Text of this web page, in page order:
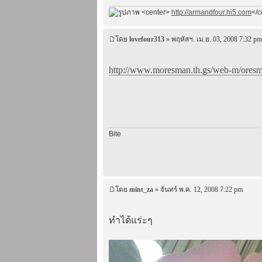
<center> http://armandfour.hi5.com</
โดย lovefour313 » พฤหัสฯ. เม.ย. 03, 2008 7:32 pm
http://www.moresman.th.gs/web-m/
Bite
โดย mint_za » จันทร์ พ.ค. 12, 2008 7:22 pm
ทำได้แร่ะๆ